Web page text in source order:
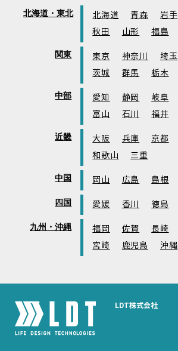
北海道・東北 北海道 青森 岩手
秋田
山形 福島
関東 東京 神奈川 埼玉
茨城
群馬 栃木
中部 愛知 静岡 岐阜
富山
石川 福井
近畿 大阪 兵庫 京都
和歌山
三重
中国 岡山 広島 島根
四国 愛媛 香川 徳島
九州・沖縄 福岡 佐賀 長崎
宮崎
鹿児島 沖縄
LDT株式会社